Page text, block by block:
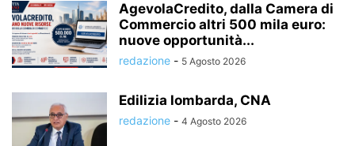
AgevolaCredito, dalla Camera di
Commercio altri 500 mila euro:
nuove opportunità...
redazione - 5 Agosto 2026
Edilizia lombarda, CNA
redazione - 4 Agosto 2026